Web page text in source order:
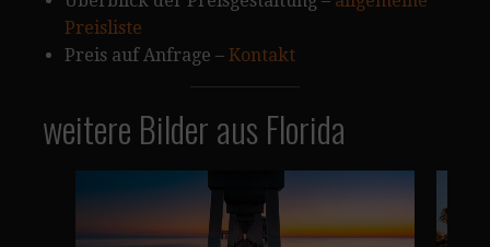
Preisliste
Preis auf Anfrage – Kontakt
weitere Bilder aus Florida